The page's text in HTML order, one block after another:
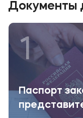
Документы
1
Паспорт